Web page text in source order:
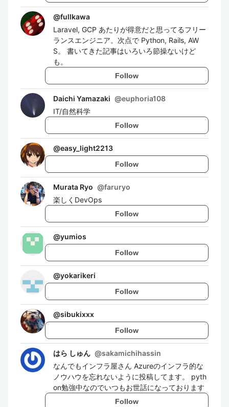
@fullkawa
Laravel, GCP あたりが得意だと思ってるフリー
ランスエンジニア。次点で Python, Rails, AW
S。 書いてきた記事はいろいろ節操ないけど
も。
Follow
Daichi Yamazaki @euphoria108
IT/自然科学
Follow
@easy_light2213
Follow
Murata Ryo @faruryo
楽しくDevOps
Follow
@yumios
Follow
@yokarikeri
Follow
@sibukixxx
Follow
はら しゅん @sakamichihassin
なんでもインフラ屋さん Azureのインフラ的な
ノウハウを忘れないように投稿してます。 pyth
on勉強中なのでいつもお世話になっております
Follow